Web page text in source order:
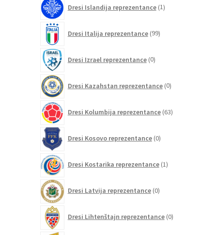
Dresi Islandija reprezentance 1izdelek
Dresi Italija reprezentance 99izdelkov
Dresi Izrael reprezentance 0izdelkov
Dresi Kazahstan reprezentance 0izdelkov
Dresi Kolumbija reprezentance 63izdelkov
Dresi Kosovo reprezentance 0izdelkov
Dresi Kostarika reprezentance 1izdelek
Dresi Latvija reprezentance 0izdelkov
Dresi Lihtenštajn reprezentance 0izdelkov